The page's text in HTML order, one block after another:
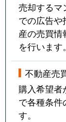
売却するマ
での広告や
産の売買情
を行います。
不動産売
購入希望者
で各種条件
す。